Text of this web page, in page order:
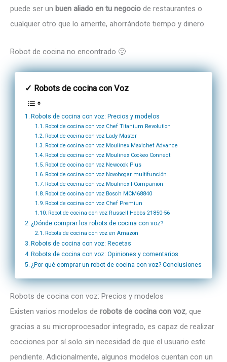
puede ser un buen aliado en tu negocio de restaurantes o
cualquier otro que lo amerite, ahorrándote tiempo y dinero.
Robot de cocina no encontrado 🙁
✓ Robots de cocina con Voz
Robots de cocina con voz: Precios y modelos
Robot de cocina con voz Chef Titanium Revolution
Robot de cocina con voz Lady Master
Robot de cocina con voz Moulinex Maxichef Advance
Robot de cocina con voz Moulinex Cookeo Connect
Robot de cocina con voz Newcook Plus
Robot de cocina con voz Novohogar multifunción
Robot de cocina con voz Moulinex I-Companion
Robot de cocina con voz Bosch MCM68840
Robot de cocina con voz Chef Premiun
Robot de cocina con voz Russell Hobbs 21850-56
¿Dónde comprar los robots de cocina con voz?
Robots de cocina con voz en Amazon
Robots de cocina con voz: Recetas
Robots de cocina con voz: Opiniones y comentarios
¿Por qué comprar un robot de cocina con voz? Conclusiones
Robots de cocina con voz: Precios y modelos
Existen varios modelos de robots de cocina con voz, que
gracias a su microprocesador integrado, es capaz de realizar
cocciones por sí solo sin necesidad de que el usuario este
pendiente. Adicionalmente, algunos modelos cuentan con un